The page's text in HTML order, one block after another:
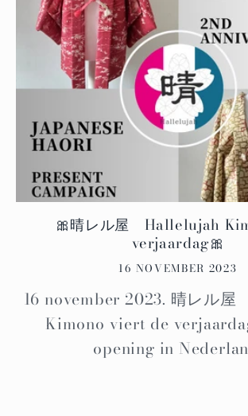
🎀晴レル屋 Hallelujah
verjaardag🎀
16 NOVEMBER 2023
16 november 2023. 晴レル
Kimono viert de
opening in